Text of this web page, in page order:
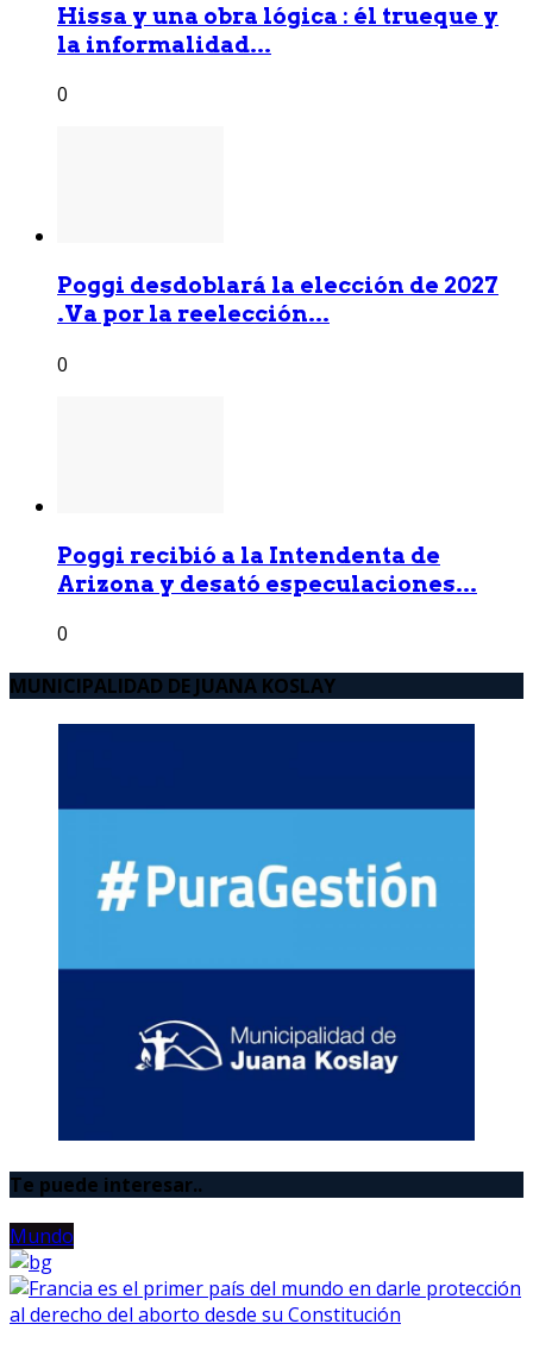
Hissa y una obra lógica : él trueque y
la informalidad...
0
Poggi desdoblará la elección de 2027
.Va por la reelección...
0
Poggi recibió a la Intendenta de
Arizona y desató especulaciones...
0
MUNICIPALIDAD DE JUANA KOSLAY
Te puede interesar..
Mundo